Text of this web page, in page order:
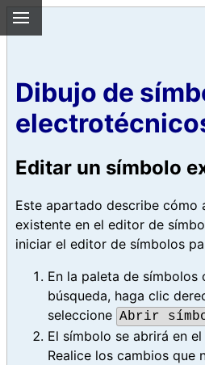
Dibujo de
Editar un símbolo
Este apartado describe cómo
existente en el editor de
iniciar el editor de símbolos
En la paleta de símbolos
búsqueda, haga clic
seleccione Abrir
El símbolo se abrirá en
Realice los cambios que